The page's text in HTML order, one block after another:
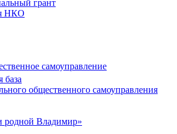
грант
НКО
самоуправление
база
общественного самоуправления
родной Владимир»